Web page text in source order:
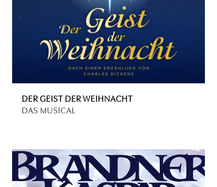
DER GEIST DER WEIHNACHT
DAS MUSICAL